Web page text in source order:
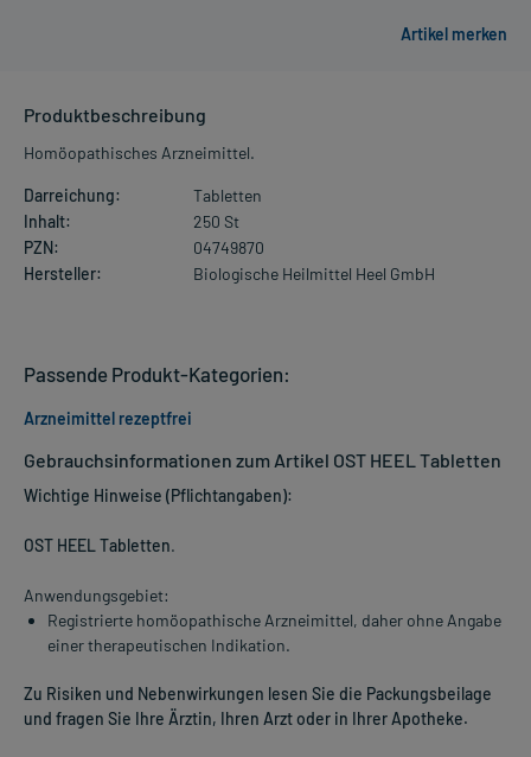
Produktbeschreibung
Homöopathisches Arzneimittel.
Darreichung:
Tabletten
Inhalt:
250 St
PZN:
04749870
Hersteller:
Biologische Heilmittel Heel GmbH
Gebrauchsinformationen zum Artikel OST HEEL Tabletten
Wichtige Hinweise (Pflichtangaben):
OST HEEL Tabletten.
Anwendungsgebiet:
Registrierte homöopathische Arzneimittel, daher ohne Angabe
einer therapeutischen Indikation.
Zu Risiken und Nebenwirkungen lesen Sie die Packungsbeilage
und fragen Sie Ihre Ärztin, Ihren Arzt oder in Ihrer Apotheke.
Passende Produkt-Kategorien:
Arzneimittel rezeptfrei